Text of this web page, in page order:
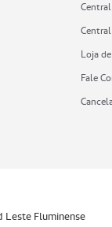
Loja
Fale
Leste Fluminense